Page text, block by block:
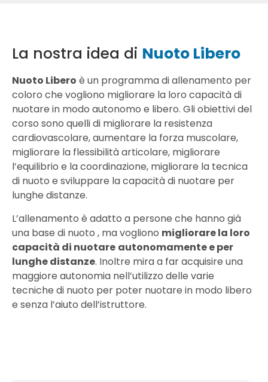
La nostra idea di Nuoto Libero
Nuoto Libero è un programma di allenamento per
coloro che vogliono migliorare la loro capacità di
nuotare in modo autonomo e libero. Gli obiettivi del
corso sono quelli di migliorare la resistenza
cardiovascolare, aumentare la forza muscolare,
migliorare la flessibilità articolare, migliorare
l’equilibrio e la coordinazione, migliorare la tecnica
di nuoto e sviluppare la capacità di nuotare per
lunghe distanze.
L’allenamento è adatto a persone che hanno già
una base di nuoto , ma vogliono migliorare la loro
capacità di nuotare autonomamente e per
lunghe distanze. Inoltre mira a far acquisire una
maggiore autonomia nell’utilizzo delle varie
tecniche di nuoto per poter nuotare in modo libero
e senza l’aiuto dell’istruttore.